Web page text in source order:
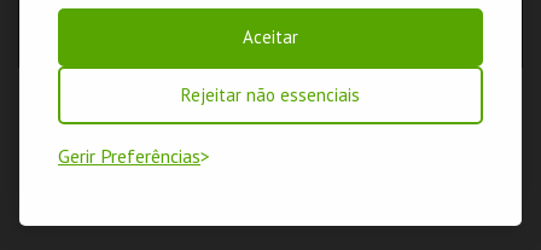
Aceitar
Rejeitar não essenciais
Gerir Preferências